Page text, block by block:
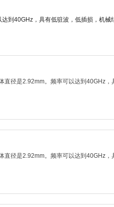
到40GHz，具有低驻波，低插损，机
径是2.92mm。频率可以达到40GHz
径是2.92mm。频率可以达到40GHz